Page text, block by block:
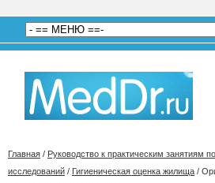
Главная / Руководство к практическим занятиям
исследований / Гигиеническая оценка жилища /